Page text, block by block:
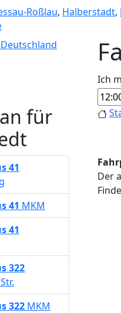
Roßlau, Halberstadt,
Ich
für
Der
41
41 MKM
41
322
322 MKM